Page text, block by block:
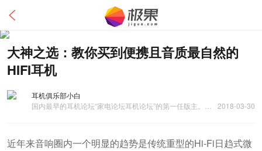
大神之选：教你买到便携且音质最自然的
HIFI耳机
耳机俱乐部小白
2018-03-30
近年来音响圈内一个明显的趋势是传统重型的Hi-Fi日趋式微